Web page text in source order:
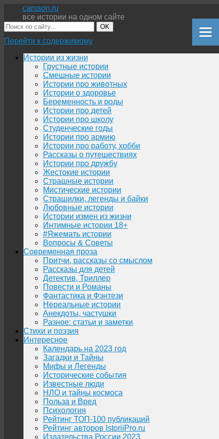
carsson.ru
все истории на одном сайте
OK
Перейти к содержимому
Истории из жизни
Грустные истории
Смешные истории
Истории про животных
Истории о здоровье
Беременность и роды
Истории про детей
Истории про школу
Студенческие годы
Истории про армию
Истории про работу, хобби
Рассказы о путешествиях
Истории про дружбу
Жестокие истории
Страшные истории
Мистические истории
Страшилки, легенды и байки
Любовные истории
Истории измен из жизни
Интимные истории 18+
#Яжемать истории
Вопросы & Советы
Современная проза
Притчи, рассказы со смыслом
Рассказы для детей
Детектив, Триллер
Повести и Романы
Фантастика и Фэнтези
Нереальные истории
Анекдоты, частушки
Разное: статьи и заметки
Стихи и поэзия
Интересное
Календарь на 2023 год
Загадки и Тайны
Мифы и Легенды
Исторические события
Известные люди
НЛО и тайны космоса
Польза и Вред
Психология
Рейтинг ТОП-100 публикаций
Рейтинг авторов IstoriiPro.ru
Издательства России 2023